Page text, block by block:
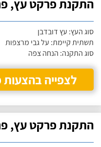
התקנת פרקט עץ,
סוג העץ: עץ דובדבן
תשתית קיימת: על גבי מרצפות
סוג התקנה: הנחה צפה
לצפייה בהצעות
התקנת פרקט עץ,